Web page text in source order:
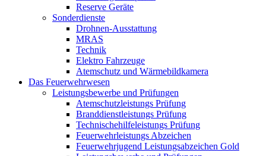
Reserve Geräte
Sonderdienste
Drohnen-Ausstattung
MRAS
Technik
Elektro Fahrzeuge
Atemschutz und Wärmebildkamera
Das Feuerwehrwesen
Leistungsbewerbe und Prüfungen
Atemschutzleistungs Prüfung
Branddienstleistungs Prüfung
Technischehilfeleistungs Prüfung
Feuerwehrleistungs Abzeichen
Feuerwehrjugend Leistungsabzeichen Gold